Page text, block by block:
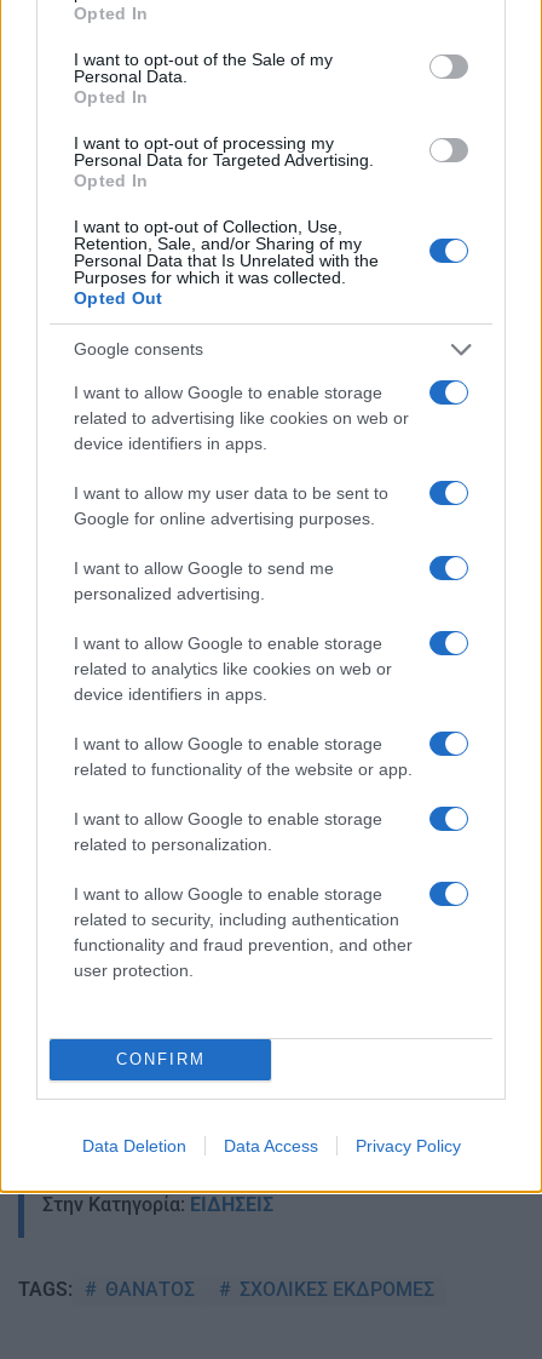
use your data for below specified purposes in below Google
consent section.
Opted In
I want to opt-out of the Sale of my
Personal Data.
Opted In
I want to opt-out of processing my
Personal Data for Targeted Advertising.
Opted In
I want to opt-out of Collection, Use,
Retention, Sale, and/or Sharing of my
Personal Data that Is Unrelated with the
Purposes for which it was collected.
Opted Out
Google consents
I want to allow Google to enable storage
related to advertising like cookies on web or
device identifiers in apps.
I want to allow my user data to be sent to
Google for online advertising purposes.
I want to allow Google to send me
personalized advertising.
I want to allow Google to enable storage
related to analytics like cookies on web or
device identifiers in apps.
I want to allow Google to enable storage
related to functionality of the website or app.
I want to allow Google to enable storage
related to personalization.
I want to allow Google to enable storage
related to security, including authentication
functionality and fraud prevention, and other
user protection.
CONFIRM
Data Deletion Data Access Privacy Policy
της σε νυχτερινό μαγαζί. Κάποια στιγμή,
αισθήσεις της. Η 15χρονη διακομίσθηκε στο Γενικό
νοσοκομείο Τρικάλων όπου οι γιατροί έκαναν
συνέδεσαν μέχρι και εξωτερικό βηματοδότη, χωρίς
ωστόσο αποτέλεσμα.
Οι πληροφορίες αναφέρουνότι τα παιδιά συνόδευε στην
εκδρομή γιατρός, ενώ η 15χρονη, φέρεται να
αντιμετώπιζε κάποιο πρόβλημα υγείας.
Ποιοί θα πάρουν εκλογικό επίδομα
Tελευταίες Ειδήσειςγια την Παιδεία και την εργασία
στοiPaideia.gr
Στην Κατηγορία: ΕΙΔΗΣΕΙΣ
TAGS: ΘΑΝΑΤΟΣ ΣΧΟΛΙΚΕΣ ΕΚΔΡΟΜΕΣ